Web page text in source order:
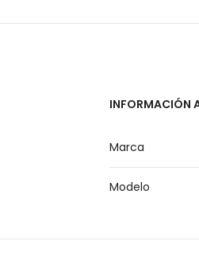
INFORMACIÓN
Marca
Modelo